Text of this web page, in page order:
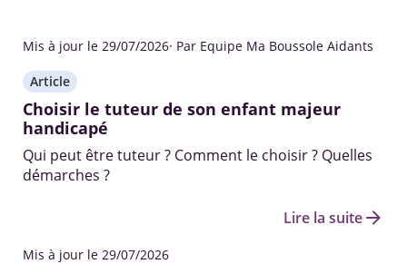
Mis à jour le 29/07/2026· Par Equipe Ma Boussole Aidants
Article
Choisir le tuteur de son enfant majeur
handicapé
Qui peut être tuteur ? Comment le choisir ? Quelles
démarches ?
Lire la suitearrow_forward
Mis à jour le 29/07/2026